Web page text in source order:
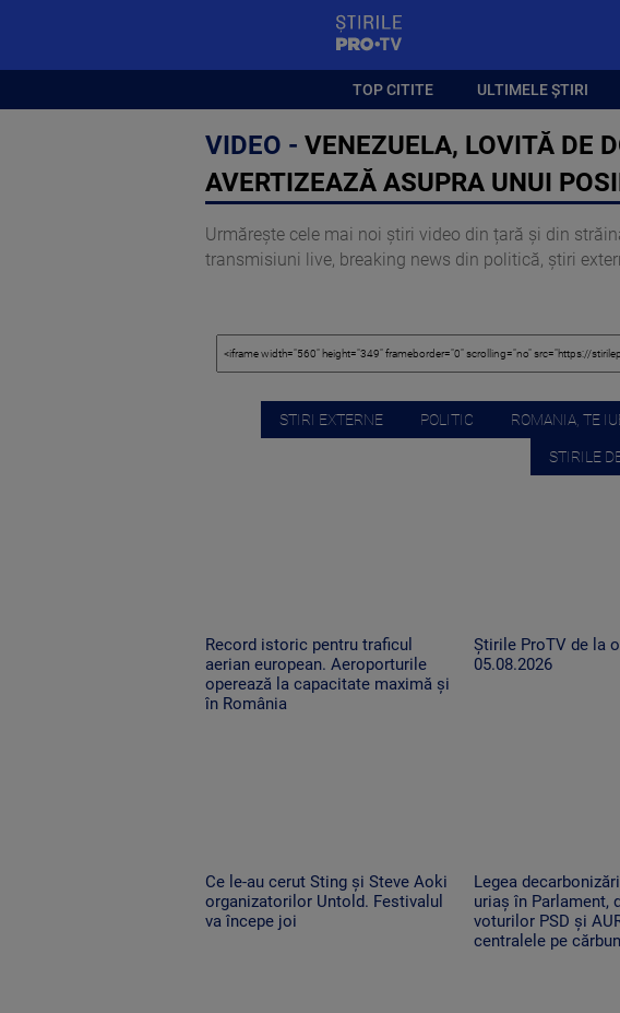
TOP CITITE ULTIMELE ȘTIRI
VIDEO - VENEZUELA, LOVITĂ DE
AVERTIZEAZĂ ASUPRA UNUI
Urmărește cele mai noi știri video din țară și din
transmisiuni live, breaking news din politică, știri
STIRI EXTERNE POLITIC ROMANIA, TE
STIRILE
Record istoric pentru traficul
aerian european. Aeroporturile
operează la capacitate maximă și
în România
Știrile ProTV de la
05.08.2026
Ce le-au cerut Sting și Steve Aoki
organizatorilor Untold. Festivalul
va începe joi
Legea
uriaș în Parlament,
voturilor PSD și
centralele pe